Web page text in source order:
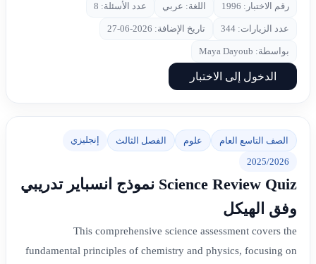
رقم الاختبار: 1996 اللغة: عربي عدد الأسئلة: 8
عدد الزيارات: 344 تاريخ الإضافة: 2026-06-27
بواسطة: Maya Dayoub
الدخول إلى الاختبار
الصف التاسع العام علوم الفصل الثالث إنجليزي
2025/2026
Science Review Quiz نموذج انسباير تدريبي
وفق الهيكل
This comprehensive science assessment covers the
fundamental principles of chemistry and physics, focusing on